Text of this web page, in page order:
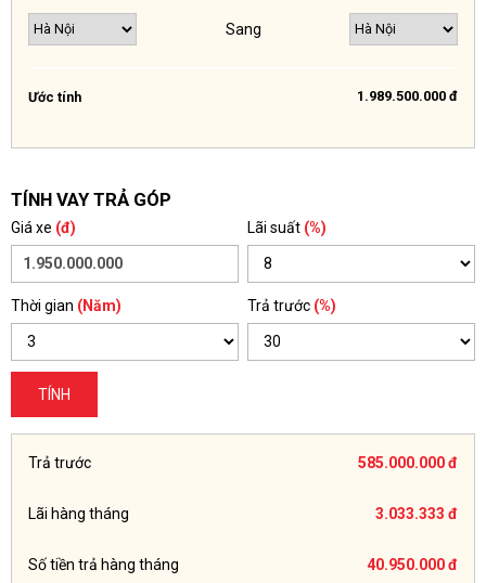
Sang
Ước tính 1.989.500.000 đ
TÍNH VAY TRẢ GÓP
Giá xe (đ) Lãi suất (%)
Thời gian (Năm) Trả trước (%)
TÍNH
Trả trước 585.000.000 đ
Lãi hàng tháng 3.033.333 đ
Số tiền trả hàng tháng 40.950.000 đ